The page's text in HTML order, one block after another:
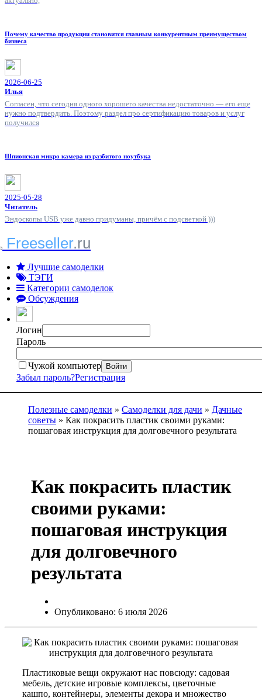
Почему качество продукции становится главным конкурентным преимуществом
бизнеса
2026-06-25
Илья
Согласен, что сегодня одного хорошего качества недостаточно — его еще
нужно подтвердить. Поэтому раздел про сертификацию товаров и услуг
получился
Шпионская микро камера из разбитого ноутбука
2025-05-28
Читатель
Эндоскопы USB уже давно придуманы, причём с подсветкой )))
Freeseller.ru
Лучшие самоделки
ТЭГИ
Категории самоделок
Обсуждения
Логин
Пароль
Чужой компьютер Войти
Забыл пароль?Регистрация
Полезные самоделки » Самоделки для дачи » Дачные
советы » Как покрасить пластик своими руками:
пошаговая инструкция для долговечного результата
Как покрасить пластик
своими руками:
пошаговая инструкция
для долговечного
результата
Опубликовано: 6 июля 2026
Пластиковые вещи окружают нас повсюду: садовая
мебель, детские игровые комплексы, цветочные
кашпо, контейнеры, элементы декора и множество